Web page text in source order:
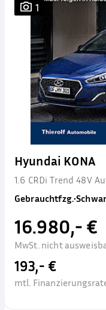
1
Hyundai KONA
1.6 CRDi Trend 48V
Gebrauchtfzg.•
16.980,- €
MwSt. nicht
193,- €
mtl.